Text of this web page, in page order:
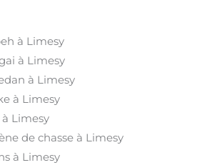
à Limesy
à Limesy
à Limesy
à Limesy
Limesy
de chasse à Limesy
à Limesy